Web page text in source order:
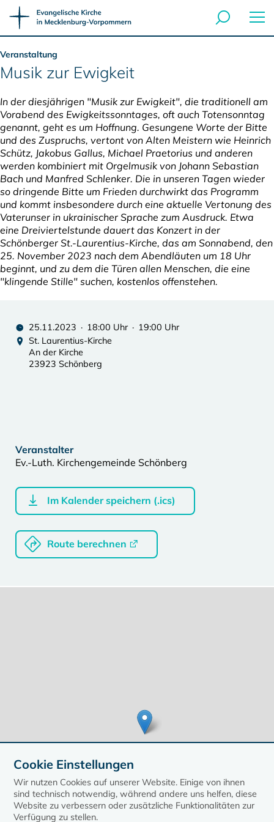
Veranstaltung
Musik zur Ewigkeit
In der diesjährigen "Musik zur Ewigkeit", die traditionell am
Vorabend des Ewigkeitssonntages, oft auch Totensonntag
genannt, geht es um Hoffnung. Gesungene Worte der Bitte
und des Zuspruchs, vertont von Alten Meistern wie Heinrich
Schütz, Jakobus Gallus, Michael Praetorius und anderen
werden kombiniert mit Orgelmusik von Johann Sebastian
Bach und Manfred Schlenker. Die in unseren Tagen wieder
so dringende Bitte um Frieden durchwirkt das Programm
und kommt insbesondere durch eine aktuelle Vertonung des
Vaterunser in ukrainischer Sprache zum Ausdruck. Etwa
eine Dreiviertelstunde dauert das Konzert in der
Schönberger St.-Laurentius-Kirche, das am Sonnabend, den
25. November 2023 nach dem Abendläuten um 18 Uhr
beginnt, und zu dem die Türen allen Menschen, die eine
"klingende Stille" suchen, kostenlos offenstehen.
25.11.2023 · 18:00 Uhr · 19:00 Uhr
St. Laurentius-Kirche
An der Kirche
23923 Schönberg
Veranstalter
Ev.-Luth. Kirchengemeinde Schönberg
Im Kalender speichern (.ics)
Route berechnen
Cookie Einstellungen
Wir nutzen Cookies auf unserer Website. Einige von ihnen
sind technisch notwendig, während andere uns helfen, diese
Website zu verbessern oder zusätzliche Funktionalitäten zur
Verfügung zu stellen.